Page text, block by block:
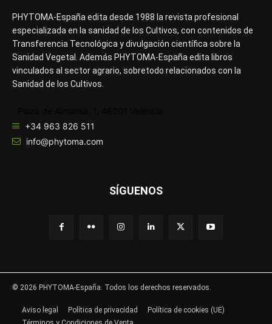
PHYTOMA-España edita desde 1988 la revista profesional
especializada en la sanidad de los Cultivos, con contenidos de
Transferencia Tecnológica y divulgación científica sobre la
Sanidad Vegetal. Además PHYTOMA-España edita libros
vinculados al sector agrario, sobretodo relacionados con la
Sanidad de los Cultivos.
+34 963 826 511
info@phytoma.com
SÍGUENOS
© 2026 PHYTOMA-España. Todos los derechos reservados.
Aviso legal Política de privacidad
Política de cookies (UE)